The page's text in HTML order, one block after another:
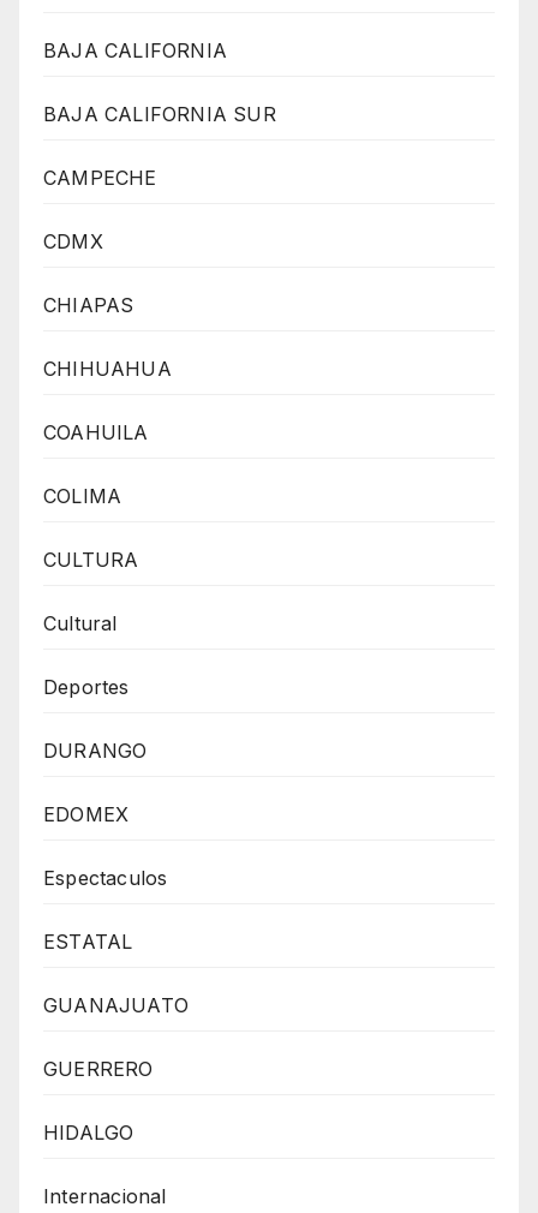
BAJA CALIFORNIA
BAJA CALIFORNIA SUR
CAMPECHE
CDMX
CHIAPAS
CHIHUAHUA
COAHUILA
COLIMA
CULTURA
Cultural
Deportes
DURANGO
EDOMEX
Espectaculos
ESTATAL
GUANAJUATO
GUERRERO
HIDALGO
Internacional